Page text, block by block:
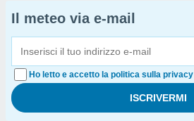
Il meteo via e-mail
Ho letto e accetto la politica sulla privacy